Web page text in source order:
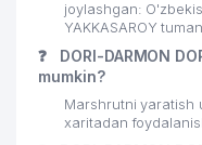
25 GOLDEN
KAN-SERVIS
27
RAKATBOSHI
SHIRKATI
joylashgan:
YAKKASAROY
❓
DORI-DARMON
mumkin?
Marshrutni yaratish
xaritadan